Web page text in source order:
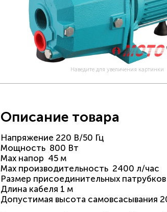
Наведите для увеличения картинки
Описание товара
Напряжение 220 В/50 Гц
Мощность 800 Вт
Max напор 45 м
Max производительность 2400 л/час
Размер присоединительных
Длина кабеля 1 м
Допустимая высота самовсасывания